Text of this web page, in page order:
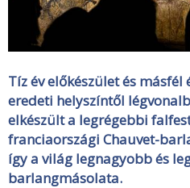
Tíz év előkészület és
eredeti helyszíntől
elkészült a legrégebbi
franciaországi Chauvet-
így a világ legnagyobb és
barlangmásolata.